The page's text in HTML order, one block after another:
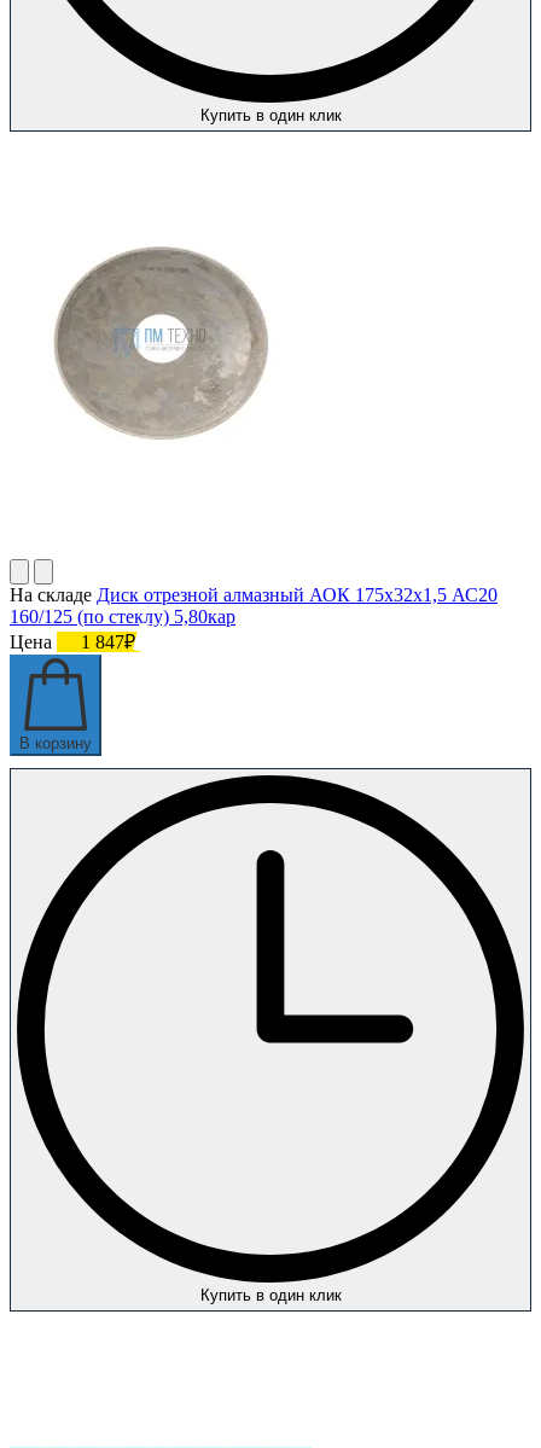
Купить в один клик
На складе Диск отрезной алмазный АОК 175х32х1,5 АС20
160/125 (по стеклу) 5,80кар
Цена
1 847₽
В корзину
Купить в один клик